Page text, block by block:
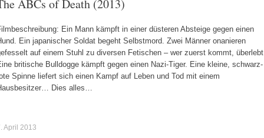
ABCs of Death (2013)
Ein Mann kämpft in einer düsteren Absteige gegen einen
Ein japanischer Soldat begeht Selbstmord. Zwei Männer onanieren
auf einem Stuhl zu diversen Fetischen – wer zuerst kommt,
britische Bulldogge kämpft gegen einen Nazi-Tiger. Eine kleine, schwarz-
Spinne liefert sich einen Kampf auf Leben und Tod mit einem
Dies alles…
April 2013